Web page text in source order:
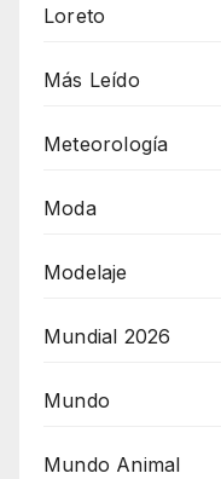
Loreto
Más Leído
Meteorología
Moda
Modelaje
Mundial 2026
Mundo
Mundo Animal